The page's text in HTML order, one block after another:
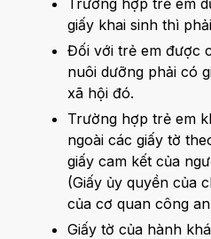
Trường hợp trẻ em
giấy khai sinh thì
Đối với trẻ em được
nuôi dưỡng phải có
xã hội đó.
Trường hợp trẻ em
ngoài các giấy tờ
giấy cam kết của
(Giấy ủy quyền của
của cơ quan công
Giấy tờ của hành